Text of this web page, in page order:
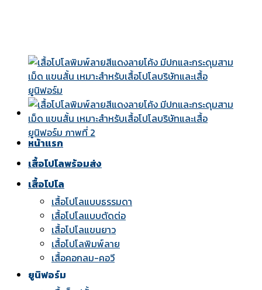
หน้าแรก
เสื้อโปโลพร้อมส่ง
เสื้อโปโล
เสื้อโปโลแบบธรรมดา
เสื้อโปโลแบบตัดต่อ
เสื้อโปโลแขนยาว
เสื้อโปโลพิมพ์ลาย
เสื้อคอกลม-คอวี
ยูนิฟอร์ม